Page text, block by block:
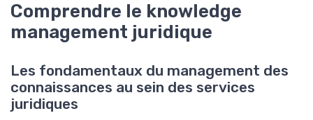
Comprendre le knowledge
management juridique
Les fondamentaux du management des
connaissances au sein des services
juridiques